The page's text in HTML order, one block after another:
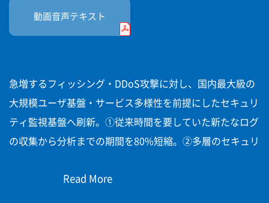
動画音声テキスト
急増するフィッシング・DDoS攻撃に対し、国内最大級の
大規模ユーザ基盤・サービス多様性を前提にしたセキュリ
ティ監視基盤へ刷新。①従来時間を要していた新たなログ
の収集から分析までの期間を80%短縮。②多層のセキュリ
による高度な不正検知ロジックを作成し、不正を早期発
Read More